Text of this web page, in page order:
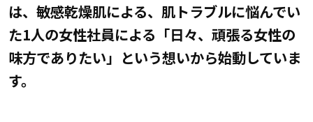
は、敏感乾燥肌による、肌トラブルに悩んでい
た1人の女性社員による「日々、頑張る女性の
味方でありたい」という想いから始動していま
す。